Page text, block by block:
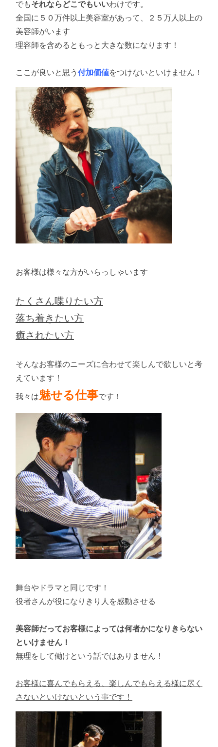
でもそれならどこでもいいわけです。
全国に５０万件以上美容室があって、２５万人以上の
美容師がいます
理容師を含めるともっと大きな数になります！
ここが良いと思う付加価値をつけないといけません！
お客様は様々な方がいらっしゃいます
たくさん喋りたい方
落ち着きたい方
癒されたい方
そんなお客様のニーズに合わせて楽しんで欲しいと考
えています！
我々は魅せる仕事です！
舞台やドラマと同じです！
役者さんが役になりきり人を感動させる
美容師だってお客様によっては何者かになりきらない
といけません！
無理をして働けという話ではありません！
お客様に喜んでもらえる、楽しんでもらえる様に尽く
さないといけないという事です！